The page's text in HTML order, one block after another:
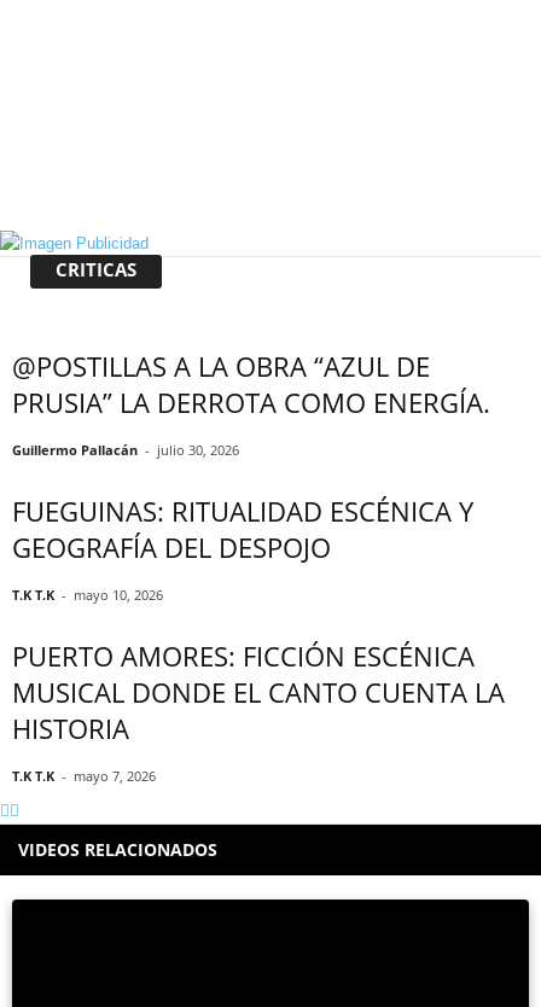
CRITICAS
@POSTILLAS A LA OBRA “AZUL DE
PRUSIA” LA DERROTA COMO ENERGÍA.
Guillermo Pallacán - julio 30, 2026
FUEGUINAS: RITUALIDAD ESCÉNICA Y
GEOGRAFÍA DEL DESPOJO
T.K T.K - mayo 10, 2026
PUERTO AMORES: FICCIÓN ESCÉNICA
MUSICAL DONDE EL CANTO CUENTA LA
HISTORIA
T.K T.K - mayo 7, 2026
VIDEOS RELACIONADOS